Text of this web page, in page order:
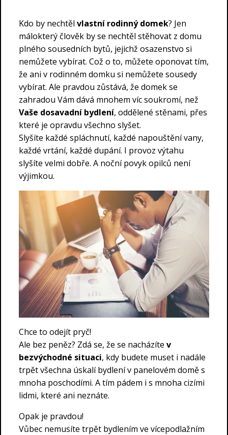
Kdo by nechtěl vlastní rodinný domek? Jen
málokterý člověk by se nechtěl stěhovat z domu
plného sousedních bytů, jejichž osazenstvo si
nemůžete vybírat. Což o to, můžete oponovat tím,
že ani v rodinném domku si nemůžete sousedy
vybírat. Ale pravdou zůstává, že domek se
zahradou Vám dává mnohem víc soukromí, než
Vaše dosavadní bydlení, oddělené stěnami, přes
které je opravdu všechno slyšet.
Slyšíte každé spláchnutí, každé napouštění vany,
každé vrtání, každé dupání. I provoz výtahu
slyšíte velmi dobře. A noční povyk opilců není
výjimkou.
Chce to odejít pryč!
Ale bez peněz? Zdá se, že se nacházíte v
bezvýchodné situaci, kdy budete muset i nadále
trpět všechna úskalí bydlení v panelovém domě s
mnoha poschodími. A tím pádem i s mnoha cizími
lidmi, které ani neznáte.
Opak je pravdou!
Vůbec nemusíte trpět bydlením ve vícepodlažním